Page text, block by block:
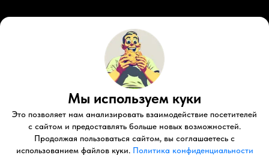
Русский (RU)
ZenYoutubeTelegramTiktokКонтакты
Правовые документыУсловия использования
Пользовательское соглашение
© 2026 Perfluence LLC Все права защищены.
Мы используем куки
Это позволяет нам анализировать взаимодействие посетителей
с сайтом и предоставлять больше новых возможностей.
Продолжая пользоваться сайтом, вы соглашаетесь с
использованием файлов куки. Политика конфиденциальности